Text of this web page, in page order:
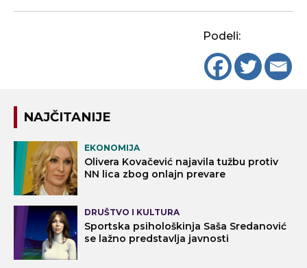
Podeli:
NAJČITANIJE
EKONOMIJA
Olivera Kovačević najavila tužbu protiv
NN lica zbog onlajn prevare
DRUŠTVO I KULTURA
Sportska psihološkinja Saša Sredanović
se lažno predstavlja javnosti